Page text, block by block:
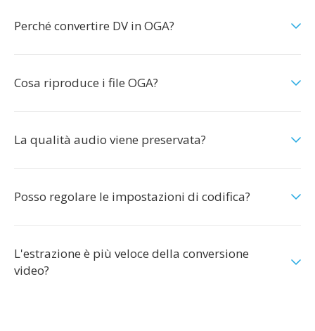
Perché convertire DV in OGA?
Cosa riproduce i file OGA?
La qualità audio viene preservata?
Posso regolare le impostazioni di codifica?
L'estrazione è più veloce della conversione
video?